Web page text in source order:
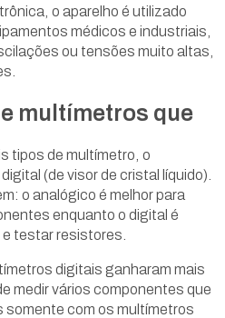
o aparelho é utilizado
médicos e industriais,
ou tensões muito altas,
multímetros que
tipos de multímetro, o
(de visor de cristal líquido).
o analógico é melhor para
enquanto o digital é
testar resistores.
digitais ganharam mais
medir vários componentes que
com os multímetros